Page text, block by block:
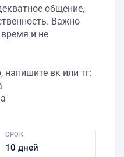
общение,
Важно
и не
напишите вк или тг:
СРОК
10 дней